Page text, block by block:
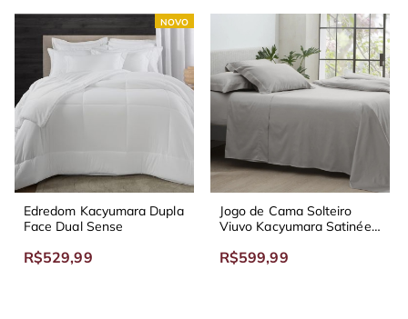
NOVO
Edredom Kacyumara Dupla
Face Dual Sense
R$529,99
Jogo de Cama Solteiro
Viuvo Kacyumara Satinée
R$599,99